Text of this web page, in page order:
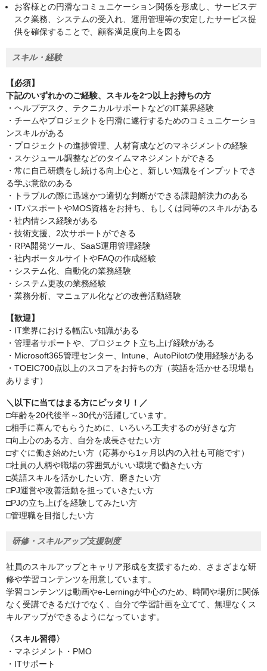
お客様との円滑なコミュニケーション関係を形成し、サービスデ
スク業務、システムの受入れ、運用管理等の安定したサービス提
供を確保することで、顧客満足度向上を図る
スキル・経験
【必須】
下記のいずれかのご経験、スキルを2つ以上お持ちの方
・ヘルプデスク、テクニカルサポートなどのIT業界経験
・チームやプロジェクトを円滑に遂行するためのコミュニケーショ
ンスキルがある
・プロジェクトの進捗管理、人材育成などのマネジメントの経験
・スケジュール調整などのタイムマネジメントができる
・常に自己研鑽をし続ける向上心と、新しい知識をインプットでき
る学ぶ意欲のある
・トラブルの際に迅速かつ適切な判断ができる課題解決力のある
・ITパスポートやMOS資格をお持ち、もしくは同等のスキルがある
・社内情シス経験がある
・技術支援、2次サポートができる
・RPA開発ツール、SaaS運用管理経験
・社内ポータルサイトやFAQの作成経験
・システム化、自動化の業務経験
・システム更改の業務経験
・業務分析、マニュアル化などの改善活動経験
【歓迎】
・IT業界における幅広い知識がある
・管理者サポートや、プロジェクト立ち上げ経験がある
・Microsoft365管理センター、Intune、AutoPilotの使用経験がある
・TOEIC700点以上のスコアをお持ちの方（英語を活かせる現場も
あります）
＼以下に当てはまる方にピッタリ！／
□年齢を20代後半～30代が活躍しています。
□相手に喜んでもらうために、いろいろ工夫するのが好きな方
□向上心のある方、自分を成長させたい方
□すぐに働き始めたい方（応募から1ヶ月以内の入社も可能です）
□社員の人柄や職場の雰囲気がいい環境で働きたい方
□英語スキルを活かしたい方、磨きたい方
□PJ運営や改善活動を担っていきたい方
□PJの立ち上げを経験してみたい方
□管理職を目指したい方
研修・スキルアップ支援制度
社員のスキルアップとキャリア形成を支援するため、さまざまな研
修や学習コンテンツを用意しています。
学習コンテンツは動画やe-Lerningが中心のため、時間や場所に関係
なく受講できるだけでなく、自分で学習計画を立てて、無理なくス
キルアップができるようになっています。
〈スキル習得〉
・マネジメント・PMO
・ITサポート